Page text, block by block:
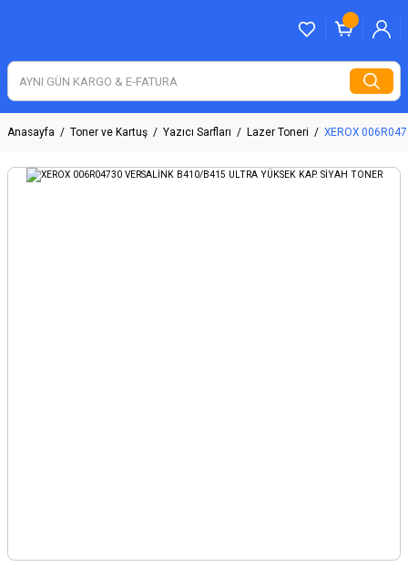
Anasayfa Toner ve Kartuş Yazıcı Sarfları Lazer Toneri XEROX